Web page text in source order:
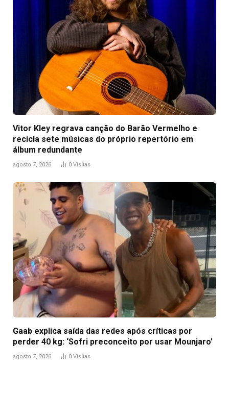
Vitor Kley regrava canção do Barão Vermelho e
recicla sete músicas do próprio repertório em
álbum redundante
agosto 7, 2026 0 Visitas
Gaab explica saída das redes após críticas por
perder 40 kg: ‘Sofri preconceito por usar Mounjaro’
agosto 7, 2026 0 Visitas